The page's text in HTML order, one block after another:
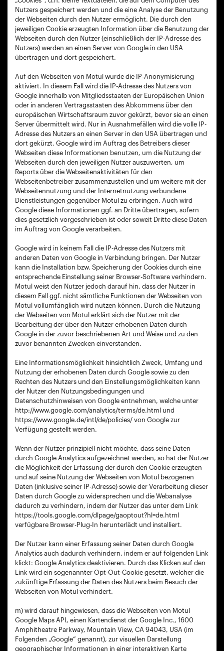
Nutzers gespeichert werden und die eine Analyse der Benutzung
der Webseiten durch den Nutzer ermöglicht. Die durch den
jeweiligen Cookie erzeugten Information über die Benutzung der
Webseiten durch den Nutzer (einschließlich der IP-Adresse des
Nutzers) werden an einen Server von Google in den USA
übertragen und dort gespeichert.
Auf den Webseiten von Motul wurde die IP-Anonymisierung
aktiviert. In diesem Fall wird die IP-Adresse des Nutzers von
Google innerhalb von Mitgliedsstaaten der Europäischen Union
oder in anderen Vertragsstaaten des Abkommens über den
europäischen Wirtschaftsraum zuvor gekürzt, bevor sie an einen
Server übermittelt wird. Nur in Ausnahmefällen wird die volle IP-
Adresse des Nutzers an einen Server in den USA übertragen und
dort gekürzt. Google wird im Auftrag des Betreibers dieser
Webseiten diese Informationen benutzen, um die Nutzung der
Webseiten durch den jeweiligen Nutzer auszuwerten, um
Reports über die Webseitenaktivitäten für den
Webseitenbetreiber zusammenzustellen und um weitere mit der
Webseitennutzung und der Internetnutzung verbundene
Dienstleistungen gegenüber Motul zu erbringen. Auch wird
Google diese Informationen ggf. an Dritte übertragen, sofern
dies gesetzlich vorgeschrieben ist oder soweit Dritte diese Daten
im Auftrag von Google verarbeiten.
Google wird in keinem Fall die IP-Adresse des Nutzers mit
anderen Daten von Google in Verbindung bringen. Der Nutzer
kann die Installation bzw. Speicherung der Cookies durch eine
entsprechende Einstellung seiner Browser-Software verhindern.
Motul weist den Nutzer jedoch darauf hin, dass der Nutzer in
diesem Fall ggf. nicht sämtliche Funktionen der Webseiten von
Motul vollumfänglich wird nutzen können. Durch die Nutzung
der Webseiten von Motul erklärt sich der Nutzer mit der
Bearbeitung der über den Nutzer erhobenen Daten durch
Google in der zuvor beschriebenen Art und Weise und zu den
zuvor benannten Zwecken einverstanden.
Eine Informationsmöglichkeit hinsichtlich Zweck, Umfang und
Nutzung der erhobenen Daten durch Google sowie zu den
Rechten des Nutzers und den Einstellungsmöglichkeiten kann
der Nutzer den Nutzungsbedingungen und
Datenschutzhinweisen von Google entnehmen, welche unter
http://www.google.com/analytics/terms/de.html und
https://www.google.de/intl/de/policies/ von Google zur
Verfügung gestellt werden.
Wenn der Nutzer prinzipiell nicht möchte, dass seine Daten
durch Google Analytics aufgezeichnet werden, so hat der Nutzer
die Möglichkeit der Erfassung der durch den Cookie erzeugten
und auf seine Nutzung der Webseiten von Motul bezogenen
Daten (inklusive seiner IP-Adresse) sowie der Verarbeitung dieser
Daten durch Google zu widersprechen und die Webanalyse
dadurch zu verhindern, indem der Nutzer das unter dem Link
https://tools.google.com/dlpage/gaoptout?hl=de.html
verfügbare Browser-Plug-In herunterlädt und installiert.
Der Nutzer kann einer Erfassung seiner Daten durch Google
Analytics auch dadurch verhindern, indem er auf folgenden Link
klickt: Google Analytics deaktivieren. Durch das Klicken auf den
Link wird ein sogenannter Opt-Out-Cookie gesetzt, welcher die
zukünftige Erfassung der Daten des Nutzers beim Besuch der
Webseiten von Motul verhindert.
m) wird darauf hingewiesen, dass die Webseiten von Motul
Google Maps API, einen Kartendienst der Google Inc., 1600
Amphitheatre Parkway, Mountain View, CA 94043, USA (im
Folgenden „Google“ genannt), zur visuellen Darstellung
geographischer Informationen in einer interaktiven Karte